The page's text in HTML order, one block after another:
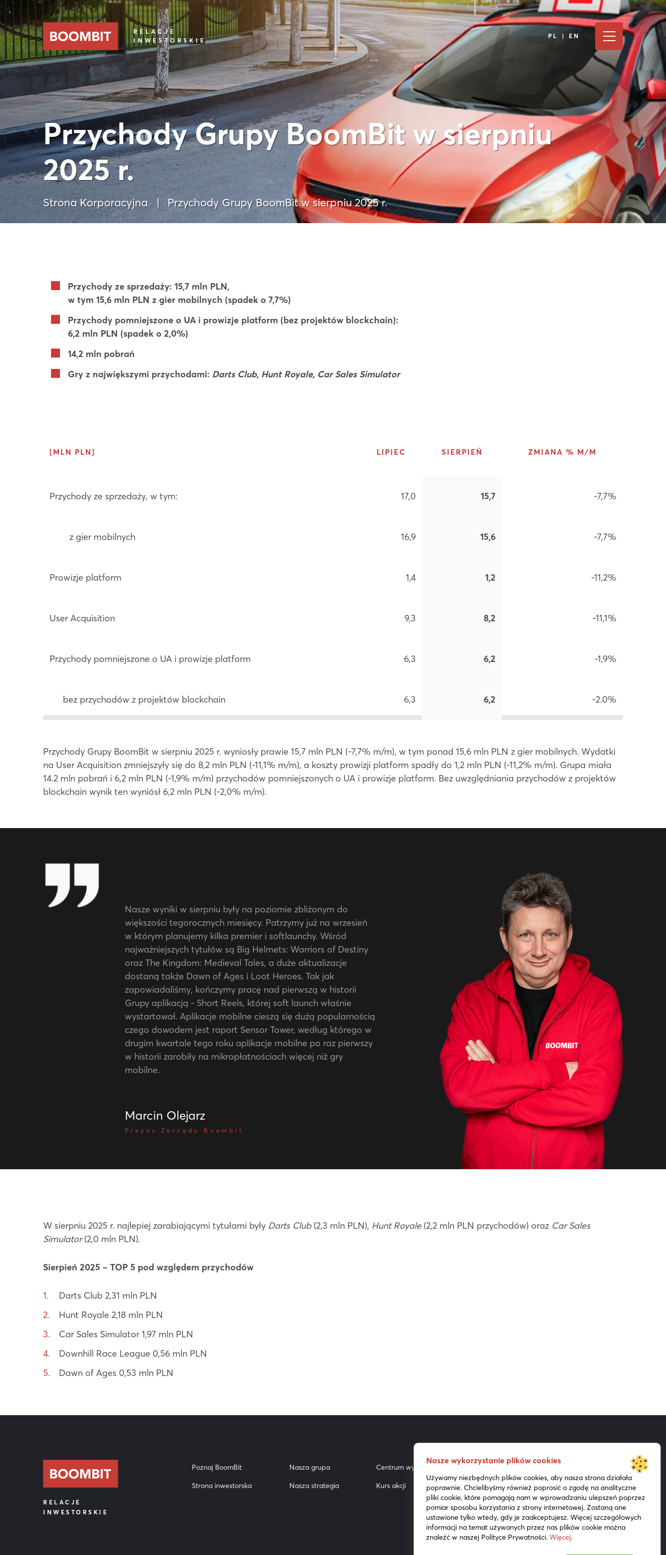
RELACJE
INWESTORSKIE
PL | EN
Przychody Grupy BoomBit w sierpniu
2025 r.
Strona Korporacyjna Przychody Grupy BoomBit w sierpniu 2025 r.
Przychody ze sprzedaży: 15,7 mln PLN,
w tym 15,6 mln PLN z gier mobilnych (spadek o 7,7%)
Przychody pomniejszone o UA i prowizje platform (bez projektów blockchain):
6,2 mln PLN (spadek o 2,0%)
14,2 mln pobrań
Gry z największymi przychodami: Darts Club, Hunt Royale, Car Sales Simulator
[MLN PLN] LIPIEC SIERPIEŃ ZMIANA % M/M
Przychody ze sprzedaży, w tym: 17,0 15,7 -7,7%
z gier mobilnych 16,9 15,6 -7,7%
Prowizje platform 1,4 1,2 -11,2%
User Acquisition 9,3 8,2 -11,1%
Przychody pomniejszone o UA i prowizje platform 6,3 6,2 -1,9%
bez przychodów z projektów blockchain 6,3 6,2 -2.0%
Przychody Grupy BoomBit w sierpniu 2025 r. wyniosły prawie 15,7 mln PLN (-7,7% m/m), w tym ponad 15,6 mln PLN z gier mobilnych. Wydatki
na User Acquisition zmniejszyły się do 8,2 mln PLN (-11,1% m/m), a koszty prowizji platform spadły do 1,2 mln PLN (-11,2% m/m). Grupa miała
14.2 mln pobrań i 6,2 mln PLN (-1,9% m/m) przychodów pomniejszonych o UA i prowizje platform. Bez uwzględniania przychodów z projektów
blockchain wynik ten wyniósł 6,2 mln PLN (-2,0% m/m).
Nasze wyniki w sierpniu były na poziomie zbliżonym do
większości tegorocznych miesięcy. Patrzymy już na wrzesień
w którym planujemy kilka premier i softlaunchy. Wśród
najważniejszych tytułów są Big Helmets: Warriors of Destiny
oraz The Kingdom: Medieval Tales, a duże aktualizacje
dostaną także Dawn of Ages i Loot Heroes. Tak jak
zapowiadaliśmy, kończymy pracę nad pierwszą w historii
Grupy aplikacją - Short Reels, której soft launch właśnie
wystartował. Aplikacje mobilne cieszą się dużą popularnością
czego dowodem jest raport Sensor Tower, według którego w
drugim kwartale tego roku aplikacje mobilne po raz pierwszy
w historii zarobiły na mikropłatnościach więcej niż gry
mobilne.
Marcin Olejarz
Prezes Zarządu Boombit
W sierpniu 2025 r. najlepiej zarabiającymi tytułami były Darts Club(2,3 mln PLN), Hunt Royale(2,2 mln PLN przychodów) oraz Car Sales
Simulator(2,0 mln PLN).
Sierpień 2025 – TOP 5 pod względem przychodów
Darts Club 2,31 mln PLN
Hunt Royale 2,18 mln PLN
Car Sales Simulator 1,97 mln PLN
Downhill Race League 0,56 mln PLN
Dawn of Ages 0,53 mln PLN
RELACJE
INWESTORSKIE
Poznaj BoomBit
Strona inwestorska
Nasza grupa
Nasza strategia
Centrum wyników
Kurs akcji
Akcjonariat
Do pobrania Media
Nasze wykorzystanie plików cookies
Używamy niezbędnych plików cookies, aby nasza strona działała
poprawnie. Chcielibyśmy również poprosić o zgodę na analityczne
pliki cookie, które pomagają nam w wprowadzaniu ulepszeń poprzez
pomiar sposobu korzystania z strony internetowej. Zostaną one
ustawione tylko wtedy, gdy je zaakceptujesz. Więcej szczegółowych
informacji na temat używanych przez nas plików cookie można
znaleźć w naszej Polityce Prywatności. Więcej.